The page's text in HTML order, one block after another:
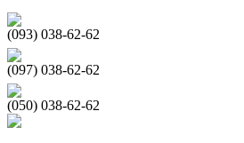
(093) 038-62-62
(097) 038-62-62
(050) 038-62-62